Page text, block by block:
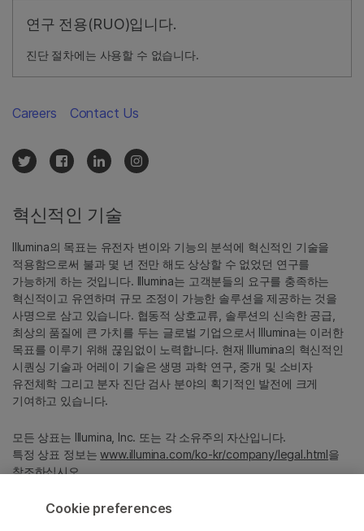
연구 전용(RUO)입니다.
진단 절차에는 사용할 수 없습니다.
혁신적인 기술
Illumina의 목표는 유전자 변이와 기능의 분석에 혁신적인 기술을
적용함으로써 불과 몇 년 전만 해도 상상할 수 없었던 연구를
가능하게 하는 것입니다. Illumina는 고객분들의 요구를 충족하는
혁신적이고 유연하며 규모 조정이 가능한 솔루션을 제공하는 것을
사명으로 삼고 있습니다. 협동적 상호교류, 솔루션의 신속한 공급,
최상의 품질에 큰 가치를 두는 글로벌 기업으로서 Illumina는 이러한
목표를 이루기 위해 끊임없이 노력합니다. 현재 Illumina의 혁신적인
시퀀싱 기술과 어레이 기술은 생명 과학 연구, 중개 및 소비자
유전체학 그리고 분자 진단 검사 분야의 획기적인 발전에 크게
기여하고 있습니다.
모든 상표는 Illumina, Inc. 또는 각 소유주의 자산입니다.
특정 상표 정보는www.illumina.com/ko-kr/company/legal.html을
참조하십시오.
Careers Contact Us
Cookie preferences